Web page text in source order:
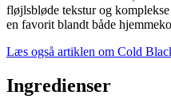
fløjlsbløde tekstur og
en favorit blandt både
Læs også artiklen om Cold
Ingredienser